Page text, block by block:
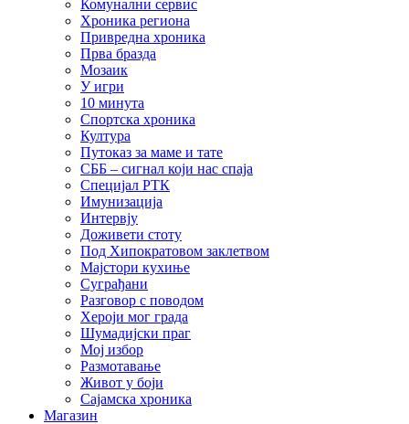
Комунални сервис
Хроника региона
Привредна хроника
Прва бразда
Мозаик
У игри
10 минута
Спортска хроника
Култура
Путоказ за маме и тате
СББ – сигнал који нас спаја
Специјал РТК
Имунизација
Интервју
Доживети стоту
Под Хипократовом заклетвом
Мајстори кухиње
Суграђани
Разговор с поводом
Хероји мог града
Шумадијски праг
Мој избор
Размотавање
Живот у боји
Сајамска хроника
Магазин